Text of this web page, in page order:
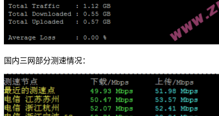
国内三网部分测速情况：